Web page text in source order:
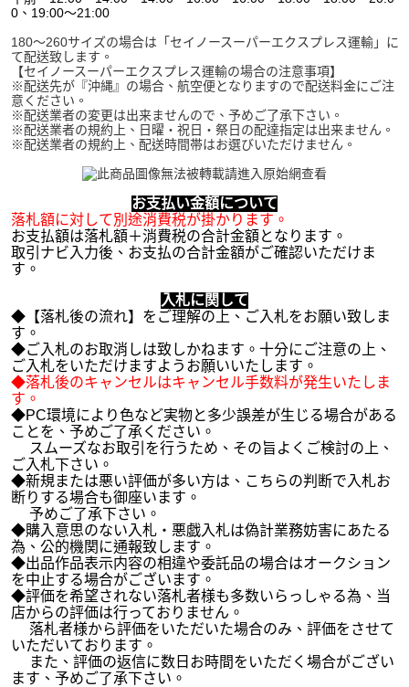
0、19:00～21:00
180～260サイズの場合は「セイノースーパーエクスプレス運輸」に
て配送致します。
【セイノースーパーエクスプレス運輸の場合の注意事項】
※配送先が『沖縄』の場合、航空便となりますので配送料金にご注
意ください。
※配送業者の変更は出来ませんので、予めご了承下さい。
※配送業者の規約上、日曜・祝日・祭日の配達指定は出来ません。
※配送業者の規約上、配送時間帯はお選びいただけません。
お支払い金額について
落札額に対して別途消費税が掛かります。
お支払額は落札額＋消費税の合計金額となります。
取引ナビ入力後、お支払の合計金額がご確認いただけま
す。
入札に関して
◆【落札後の流れ】をご理解の上、ご入札をお願い致しま
す。
◆ご入札のお取消しは致しかねます。十分にご注意の上、
ご入札をいただけますようお願いいたします。
◆落札後のキャンセルはキャンセル手数料が発生いたしま
す。
◆PC環境により色など実物と多少誤差が生じる場合がある
ことを、予めご了承ください。
スムーズなお取引を行うため、その旨よくご検討の上、
ご入札下さい。
◆新規または悪い評価が多い方は、こちらの判断で入札お
断りする場合も御座います。
予めご了承下さい。
◆購入意思のない入札・悪戯入札は偽計業務妨害にあたる
為、公的機関に通報致します。
◆出品作品表示内容の相違や委託品の場合はオークション
を中止する場合がございます。
◆評価を希望されない落札者様も多数いらっしゃる為、当
店からの評価は行っておりません。
落札者様から評価をいただいた場合のみ、評価をさせて
いただいております。
また、評価の返信に数日お時間をいただく場合がござい
ます、予めご了承下さい。